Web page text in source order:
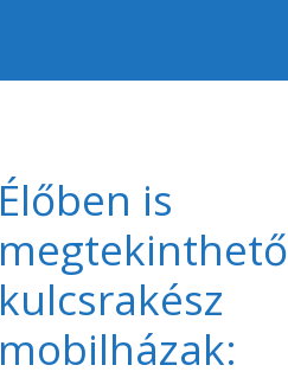
Élőben is
megtekinthető
kulcsrakész
mobilházak: